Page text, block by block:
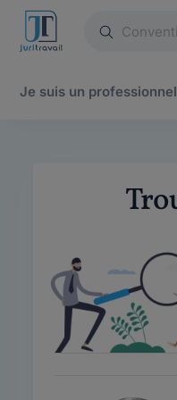
Je suis un professionnel